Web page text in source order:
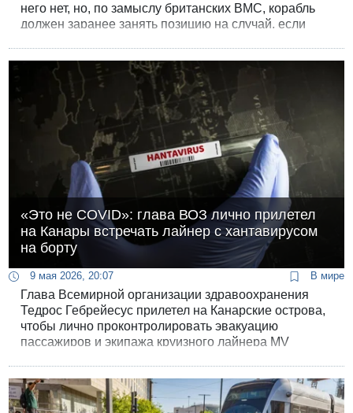
него нет, но, по замыслу британских ВМС, корабль
должен заранее занять позицию на случай, если
«Это не COVID»: глава ВОЗ лично прилетел
на Канары встречать лайнер с хантавирусом
на борту
9 мая 2026, 20:07 В мире
Глава Всемирной организации здравоохранения
Тедрос Гебрейесус прилетел на Канарские острова,
чтобы лично проконтролировать эвакуацию
пассажиров и экипажа круизного лайнера MV